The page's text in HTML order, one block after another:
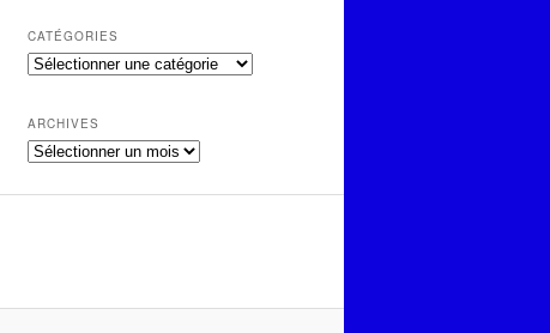
CATÉGORIES
Catégories
ARCHIVES
Archives